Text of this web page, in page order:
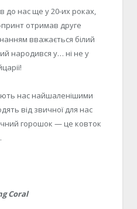
до нас ще у 20-их роках,
отримав друге
вважається білий
народився у… ні не у
нас найшаленішими
від звичної для нас
горошок — це ковток
Coral